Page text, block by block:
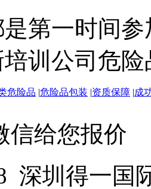
第一时间
训公司危
危险品 |危险品包装 |资质保障 |成
信给您报价
深圳得一国